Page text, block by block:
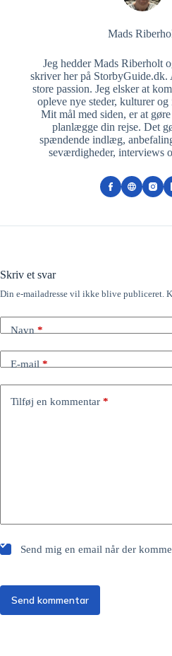
Mads
Jeg hedder Mads Riberholt
skriver her på StorbyGuide.dk.
store passion. Jeg elsker at
opleve nye steder, kulturer
Mit mål med siden, er at
planlægge din rejse. Det
spændende indlæg,
seværdigheder, interviews
Skriv et svar
Din e-mailadresse vil ikke blive publiceret.
Navn*
E-mail*
Tilføj en kommentar *
Send mig en email når der
Send kommentar